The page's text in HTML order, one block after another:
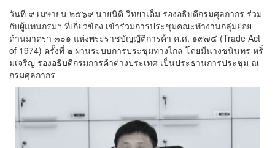
วันที่ ๙ เมษายน ๒๕๖๙ นายนิติ วิทยาเต็ม รองอธิบดีกรมศุลกากร ร่วม
กับผู้แทนกรมฯ ที่เกี่ยวข้อง เข้าร่วมการประชุมคณะทำงานกลุ่มย่อย
ด้านมาตรา ๓๐๑ แห่งพระราชบัญญัติการค้า ค.ศ. ๑๙๗๔ (Trade Act
of 1974) ครั้งที่ ๒ ผ่านระบบการประชุมทางไกล โดยมีนางชนินทร หริ่
มเจริญ รองอธิบดีกรมการค้าต่างประเทศ เป็นประธานการประชุม ณ
กรมศุลกากร